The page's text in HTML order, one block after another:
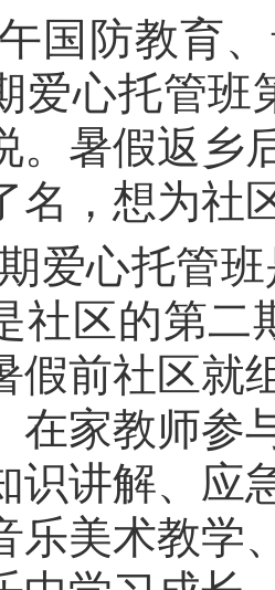
国防教育
爱心托管班
。暑假返乡
名，想为社
爱心托管
社区的第二
假前社区就
在家教师参
识讲解、应
乐美术教学